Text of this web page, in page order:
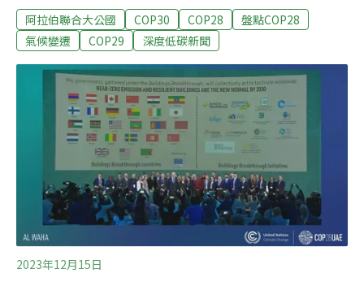
記憶中。為了這一刻，阿聯布局已久，但明年的主辦國亞
塞拜然卻僅有一年的準備時間。事實上，直到今年大會開
辦。究竟氣候大會主辦國如何選出，亞塞拜然又如何戲劇
性勝出？後年舉辦COP30的巴西為何獲頒「化石獎」？五
國爭主辦權 COP29戲劇性轉折三天落幕今年是聯合國氣
候變遷綱要公約（UNFCCC）第28屆締約方大會，簡稱
COP28。大會在杜拜召開，但杜拜僅是阿拉伯聯合大公國
（阿聯）七個酋長國之一，主辦國其實是阿聯。11月30
日，COP28開幕的這一天，賈比爾從前任主席蘇克里
（Sameh Shoukry）手中接下木槌，算
阿拉伯聯合大公國 COP30 COP28
盤點COP28
氣候變遷
COP29 深度低碳新聞
2023年12月15日